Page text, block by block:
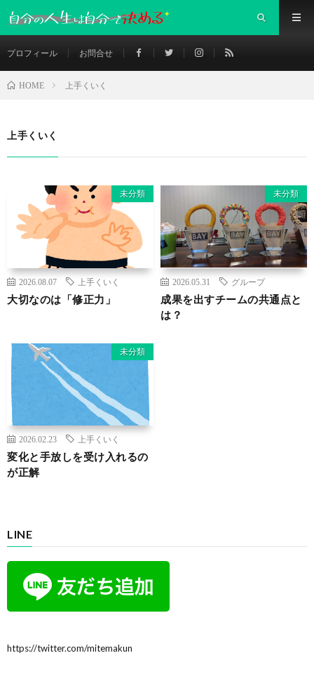
プロフィール お問合せ
HOME 上手くいく
上手くいく
未分類
2026.08.07 上手くいく
大切なのは「修正力」
未分類
2026.05.31 グループ
成果を出すチームの共通点と
は？
未分類
2026.02.23 上手くいく
変化と手放しを受け入れるの
が正解
LINE
https://twitter.com/mitemakun